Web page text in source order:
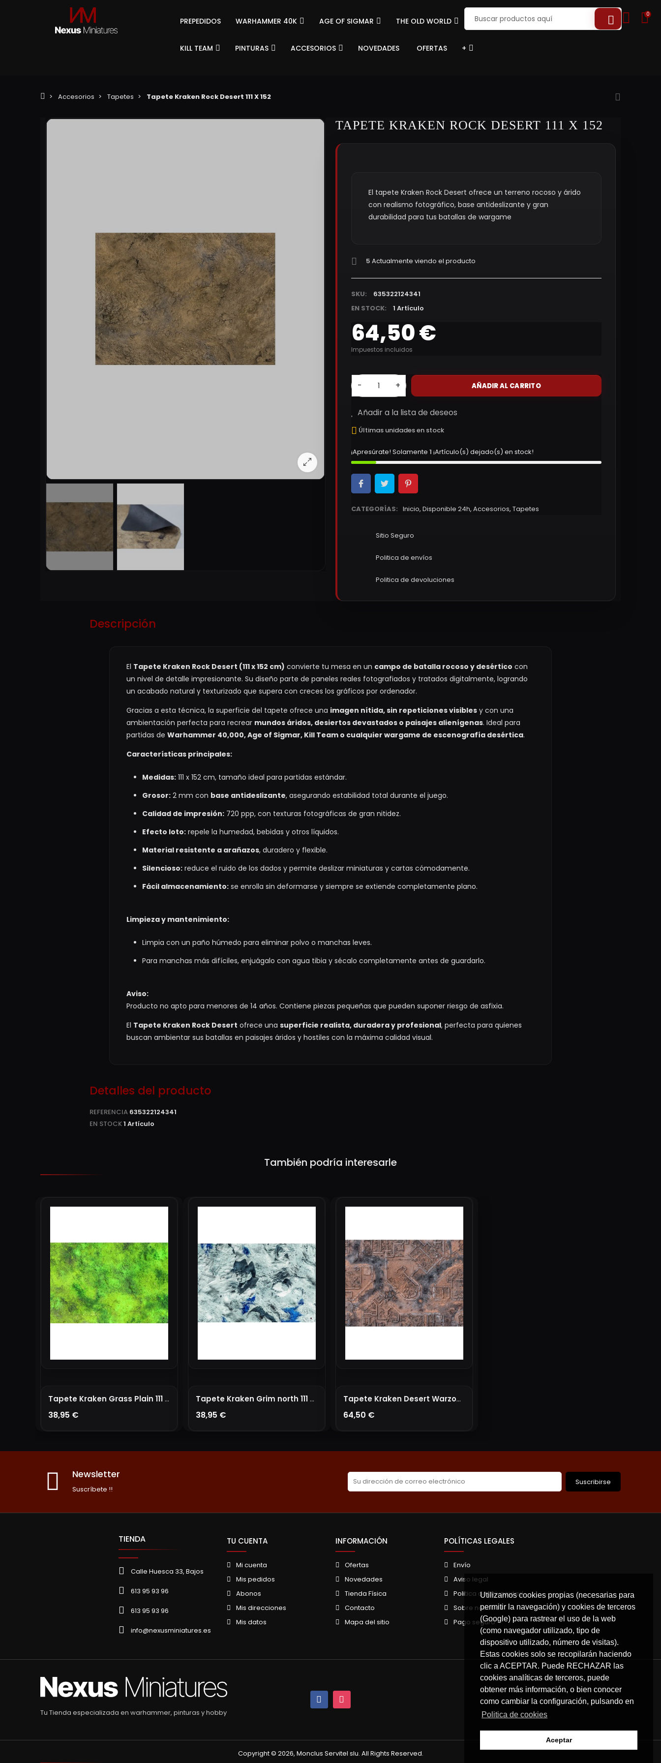
Utilizamos cookies propias (necesarias para
permitir la navegación) y cookies de terceros
(Google) para rastrear el uso de la web
(como navegador utilizado, tipo de
dispositivo utilizado, número de visitas).
Estas cookies solo se recopilarán haciendo
clic a ACEPTAR. Puede RECHAZAR las
cookies analíticas de terceros, puede
obtener más información, o bien conocer
como cambiar la configuración, pulsando en
Politica de cookies
Aceptar
PREPEDIDOS WARHAMMER 40K AGE OF SIGMAR THE OLD WORLD
KILL TEAM PINTURAS ACCESORIOS NOVEDADES OFERTAS +
0
Accesorios Tapetes Tapete Kraken Rock Desert 111 X 152
TAPETE KRAKEN ROCK DESERT 111 X 152
El tapete Kraken Rock Desert ofrece un terreno rocoso y árido
con realismo fotográfico, base antideslizante y gran
durabilidad para tus batallas de wargame
5 Actualmente viendo el producto
SKU:
635322124341
EN STOCK:
1 Artículo
64,50 €
Impuestos incluidos
- + AÑADIR AL CARRITO
Añadir a la lista de deseos
Últimas unidades en stock
¡Apresúrate! Solamente 1 ¡Artículo(s) dejado(s) en stock!
CATEGORÍAS: Inicio, Disponible 24h, Accesorios, Tapetes
Sitio Seguro
Politica de envíos
Politica de devoluciones
Descripción
El Tapete Kraken Rock Desert (111 x 152 cm) convierte tu mesa en un campo de batalla rocoso y desértico con
un nivel de detalle impresionante. Su diseño parte de paneles reales fotografiados y tratados digitalmente, logrando
un acabado natural y texturizado que supera con creces los gráficos por ordenador.
Gracias a esta técnica, la superficie del tapete ofrece una imagen nítida, sin repeticiones visibles y con una
ambientación perfecta para recrear mundos áridos, desiertos devastados o paisajes alienígenas. Ideal para
partidas de Warhammer 40,000, Age of Sigmar, Kill Team o cualquier wargame de escenografía desértica.
Características principales:
Medidas: 111 x 152 cm, tamaño ideal para partidas estándar.
Grosor: 2 mm con base antideslizante, asegurando estabilidad total durante el juego.
Calidad de impresión: 720 ppp, con texturas fotográficas de gran nitidez.
Efecto loto: repele la humedad, bebidas y otros líquidos.
Material resistente a arañazos, duradero y flexible.
Silencioso: reduce el ruido de los dados y permite deslizar miniaturas y cartas cómodamente.
Fácil almacenamiento: se enrolla sin deformarse y siempre se extiende completamente plano.
Limpieza y mantenimiento:
Limpia con un paño húmedo para eliminar polvo o manchas leves.
Para manchas más difíciles, enjuágalo con agua tibia y sécalo completamente antes de guardarlo.
Aviso:
Producto no apto para menores de 14 años. Contiene piezas pequeñas que pueden suponer riesgo de asfixia.
El Tapete Kraken Rock Desert ofrece una superficie realista, duradera y profesional, perfecta para quienes
buscan ambientar sus batallas en paisajes áridos y hostiles con la máxima calidad visual.
Detalles del producto
REFERENCIA 635322124341
EN STOCK1 Artículo
También podría interesarle
Tapete Kraken Grass Plain 111 X 76 CM
38,95 €
Tapete Kraken Grim north 111 X 76
38,95 €
Tapete Kraken Desert Warzone City 111 X 152
64,50 €
Newsletter
Suscríbete !!
Suscribirse
TIENDA
Calle Huesca 33, Bajos
613 95 93 96
613 95 93 96
info@nexusminiatures.es
TU CUENTA
Mi cuenta
Mis pedidos
Abonos
Mis direcciones
Mis datos
INFORMACIÓN
Ofertas
Novedades
Tienda Física
Contacto
Mapa del sitio
POLÍTICAS LEGALES
Envío
Aviso legal
Politica de privacidad
Sobre nosotros
Pago seguro
Tu Tienda especializada en warhammer, pinturas y hobby
Copyright © 2026, Monclus Servitel slu. All Rights Reserved.